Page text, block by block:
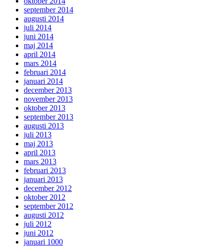
september 2014
augusti 2014
juli 2014
juni 2014
maj 2014
april 2014
mars 2014
februari 2014
januari 2014
december 2013
november 2013
oktober 2013
september 2013
augusti 2013
juli 2013
maj 2013
april 2013
mars 2013
februari 2013
januari 2013
december 2012
oktober 2012
september 2012
augusti 2012
juli 2012
juni 2012
januari 1000